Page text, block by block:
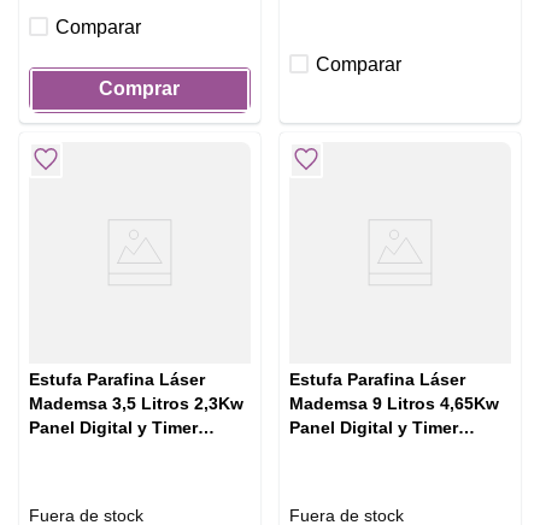
Comparar
Comprar
Comparar
Estufa Parafina Láser
Mademsa 3,5 Litros 2,3Kw
Panel Digital y Timer
Fuera de stock
Estufa Parafina Láser
Mademsa 9 Litros 4,65Kw
Panel Digital y Timer
Fuera de stock